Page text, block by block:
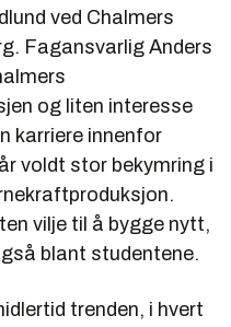
ved Chalmers
Fagansvarlig Anders
og liten interesse
karriere innenfor
voldt stor bekymring i
vilje til å bygge nytt,
blant studentene.
trenden, i hvert